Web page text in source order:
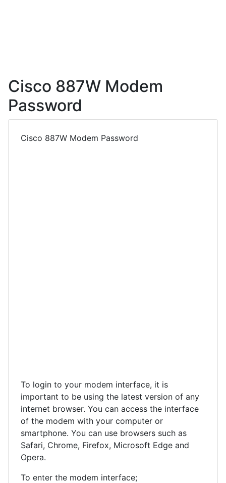
Cisco 887W Modem
Password
Cisco 887W Modem Password
To login to your modem interface, it is
important to be using the latest version of any
internet browser. You can access the interface
of the modem with your computer or
smartphone. You can use browsers such as
Safari, Chrome, Firefox, Microsoft Edge and
Opera.
To enter the modem interface;